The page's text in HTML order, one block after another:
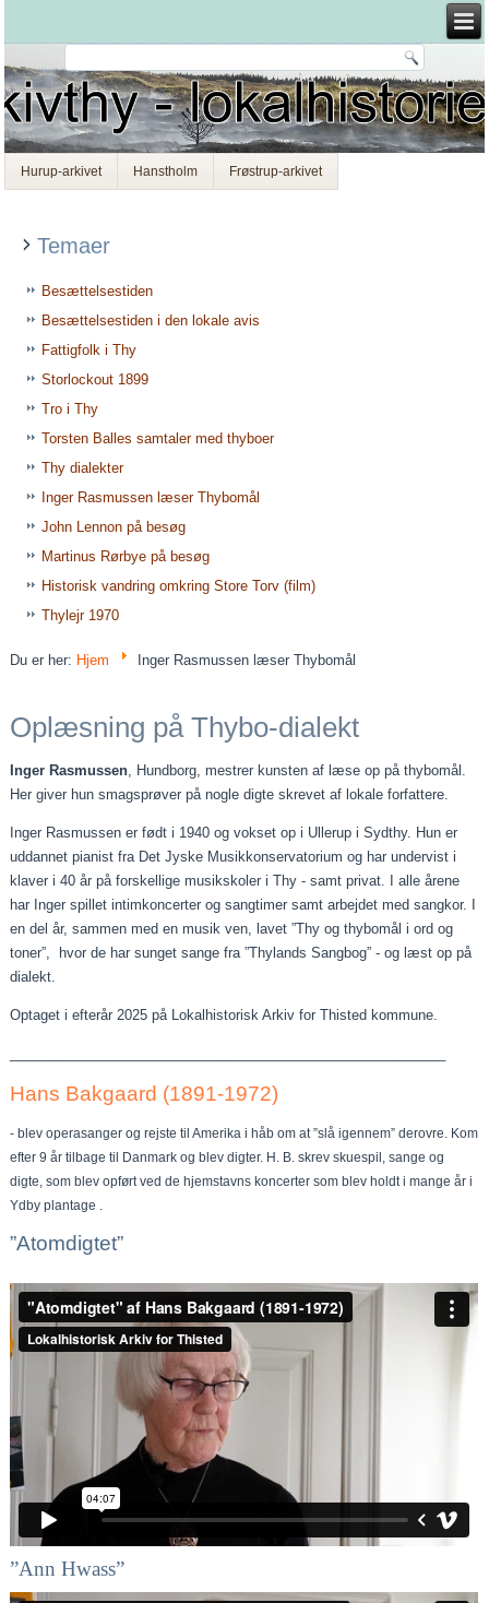
Hurup-arkivet Hanstholm Frøstrup-arkivet
Temaer
Besættelsestiden
Besættelsestiden i den lokale avis
Fattigfolk i Thy
Storlockout 1899
Tro i Thy
Torsten Balles samtaler med thyboer
Thy dialekter
Inger Rasmussen læser Thybomål
John Lennon på besøg
Martinus Rørbye på besøg
Historisk vandring omkring Store Torv (film)
Thylejr 1970
Du er her: Hjem Inger Rasmussen læser Thybomål
Oplæsning på Thybo-dialekt
Inger Rasmussen , Hundborg, mestrer kunsten af læse op på thybomål.
Her giver hun smagsprøver på nogle digte skrevet af lokale forfattere.
Inger Rasmussen er født i 1940 og vokset op i Ullerup i Sydthy. Hun er
uddannet pianist fra Det Jyske Musikkonservatorium og har undervist i
klaver i 40 år på forskellige musikskoler i Thy - samt privat. I alle årene
har Inger spillet intimkoncerter og sangtimer samt arbejdet med sangkor. I
en del år, sammen med en musik ven, lavet ”Thy og thybomål i ord og
toner”, hvor de har sunget sange fra ”Thylands Sangbog” - og læst op på
dialekt.
Optaget i efterår 2025 på Lokalhistorisk Arkiv for Thisted kommune.
Hans Bakgaard (1891-1972)
- blev operasanger og rejste til Amerika i håb om at ”slå igennem” derovre. Kom
efter 9 år tilbage til Danmark og blev digter. H. B. skrev skuespil, sange og
digte, som blev opført ved de hjemstavns koncerter som blev holdt i mange år i
Ydby plantage .
”Atomdigtet”
”Ann Hwass”